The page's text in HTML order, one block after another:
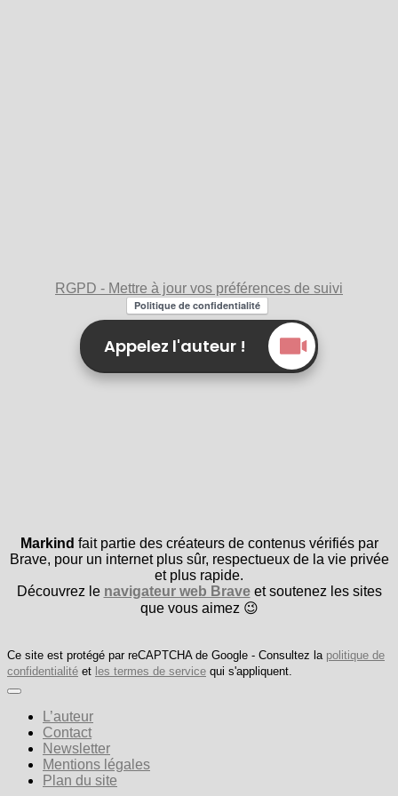
RGPD - Mettre à jour vos préférences de suivi
Appelez l'auteur !
Markind fait partie des créateurs de contenus vérifiés par
Brave, pour un internet plus sûr, respectueux de la vie privée
et plus rapide.
Découvrez le navigateur web Brave et soutenez les sites
que vous aimez 😉
Ce site est protégé par reCAPTCHA de Google - Consultez la politique de
confidentialité et les termes de service qui s'appliquent.
L’auteur
Contact
Newsletter
Mentions légales
Plan du site